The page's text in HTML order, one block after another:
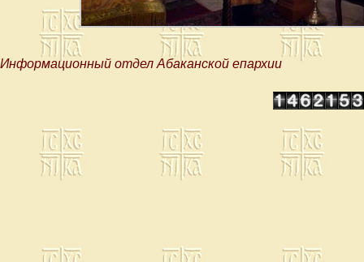
Информационный отдел Абаканской епархии